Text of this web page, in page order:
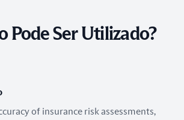
Pode Ser Utilizado?
of insurance risk assessments,